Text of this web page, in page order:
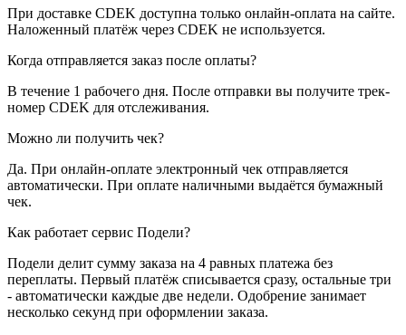
При доставке CDEK доступна только онлайн-оплата на сайте.
Наложенный платёж через CDEK не используется.
Когда отправляется заказ после оплаты?
В течение 1 рабочего дня. После отправки вы получите трек-
номер CDEK для отслеживания.
Можно ли получить чек?
Да. При онлайн-оплате электронный чек отправляется
автоматически. При оплате наличными выдаётся бумажный
чек.
Как работает сервис Подели?
Подели делит сумму заказа на 4 равных платежа без
переплаты. Первый платёж списывается сразу, остальные три
- автоматически каждые две недели. Одобрение занимает
несколько секунд при оформлении заказа.